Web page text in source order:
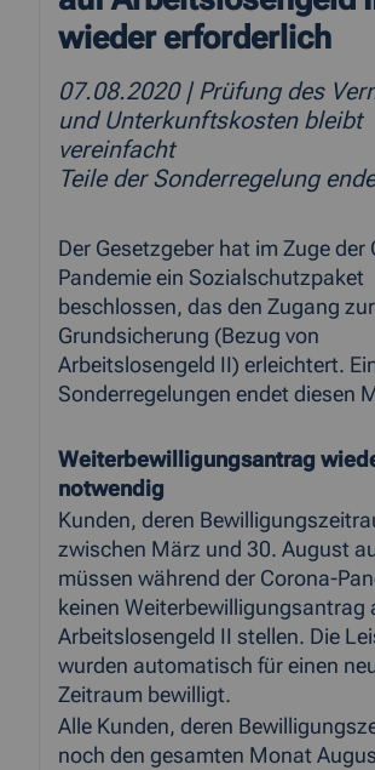
wieder erforderlich
07.08.2020 | Prüfung des
und Unterkunftskosten bleibt
vereinfacht
Teile der Sonderregelung
Der Gesetzgeber hat im Zuge der
Pandemie ein Sozialschutzpaket
beschlossen, das den Zugang zur
Grundsicherung (Bezug von
Arbeitslosengeld II) erleichtert.
Sonderregelungen endet diesen
Weiterbewilligungsantrag
notwendig
Kunden, deren
zwischen März und 30. August
müssen während der Corona-
keinen Weiterbewilligungsantrag
Arbeitslosengeld II stellen. Die
wurden automatisch für einen
Zeitraum bewilligt.
Alle Kunden, deren
noch den gesamten Monat